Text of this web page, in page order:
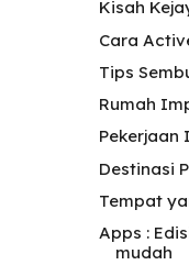
Kisah
Cara
Tips
Rumah
Pekerjaan
Destinasi
Tempat
Apps :
mudah